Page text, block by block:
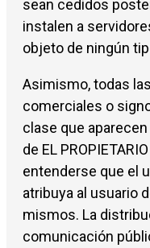
sean cedidos
instalen a
objeto de ningún
Asimismo, todas
comerciales o
clase que
de EL
entenderse que el
atribuya al usuario
mismos. La
comunicación